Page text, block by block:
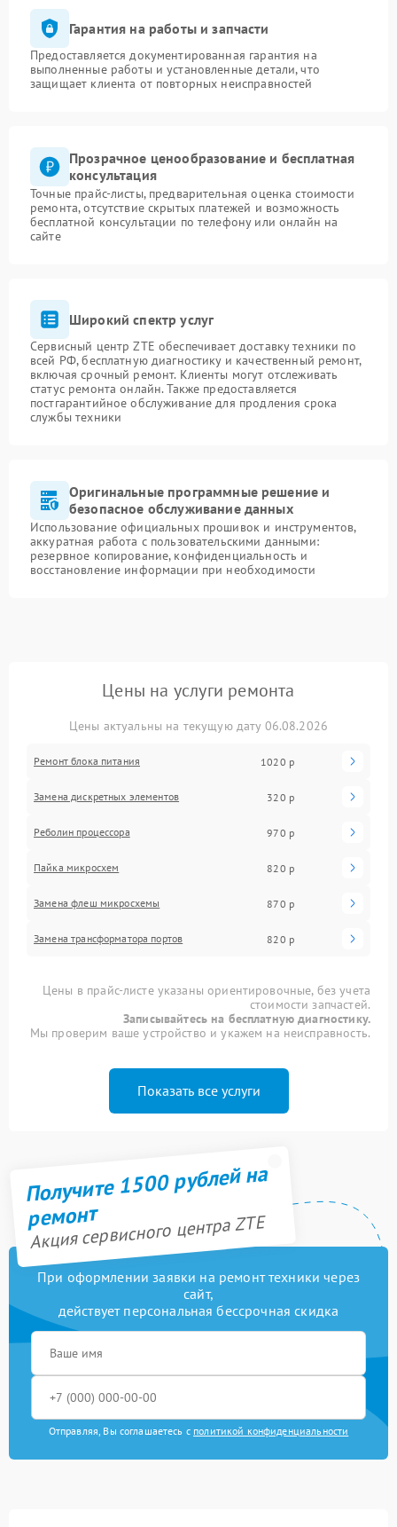
Гарантия на работы и запчасти
Предоставляется документированная гарантия на
выполненные работы и установленные детали, что
защищает клиента от повторных неисправностей
Прозрачное ценообразование и бесплатная
консультация
Точные прайс-листы, предварительная оценка стоимости
ремонта, отсутствие скрытых платежей и возможность
бесплатной консультации по телефону или онлайн на
сайте
Широкий спектр услуг
Сервисный центр ZTE обеспечивает доставку техники по
всей РФ, бесплатную диагностику и качественный ремонт,
включая срочный ремонт. Клиенты могут отслеживать
статус ремонта онлайн. Также предоставляется
постгарантийное обслуживание для продления срока
службы техники
Оригинальные программные решение и
безопасное обслуживание данных
Использование официальных прошивок и инструментов,
аккуратная работа с пользовательскими данными:
резервное копирование, конфиденциальность и
восстановление информации при необходимости
Цены на услуги ремонта
Цены актуальны на текущую дату 06.08.2026
Ремонт блока питания 1020 р
Замена дискретных элементов 320 р
Реболин процессора 970 р
Пайка микросхем 820 р
Замена флеш микросхемы 870 р
Замена трансформатора портов 820 р
Цены в прайс-листе указаны ориентировочные, без учета
стоимости запчастей.
Записывайтесь на бесплатную диагностику.
Мы проверим ваше устройство и укажем на неисправность.
Показать все услуги
Получите 1500 рублей на
ремонт
Акция сервисного центра ZTE
При оформлении заявки на ремонт техники через
сайт,
действует персональная бессрочная скидка
Отправляя, Вы соглашаетесь с политикой конфиденциальности